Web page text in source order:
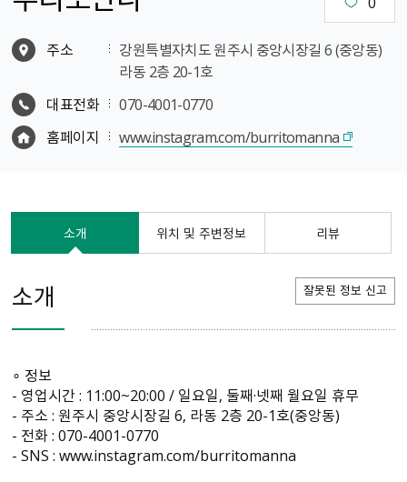
주소
강원특별자치도 원주시 중앙시장길 6 (중앙동)
라동 2층 20-1호
대표전화
070-4001-0770
홈페이지
www.instagram.com/burritomanna
소개 위치 및 주변정보 리뷰
소개 잘못된 정보 신고
∘ 정보
- 영업시간 : 11:00~20:00 / 일요일, 둘째·넷째 월요일 휴무
- 주소 : 원주시 중앙시장길 6, 라동 2층 20-1호(중앙동)
- 전화 : 070-4001-0770
- SNS : www.instagram.com/burritomanna